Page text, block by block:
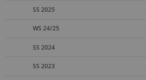
SS 2025
WS 24/25
SS 2024
SS 2023